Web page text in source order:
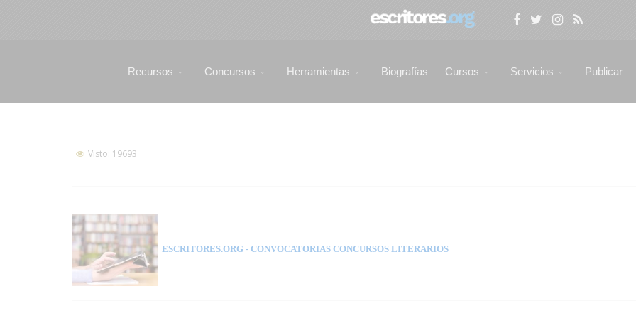
Recursos Concursos Herramientas Biografías Cursos Servicios Publicar
Visto: 19693
ESCRITORES.ORG - CONVOCATORIAS CONCURSOS LITERARIOS